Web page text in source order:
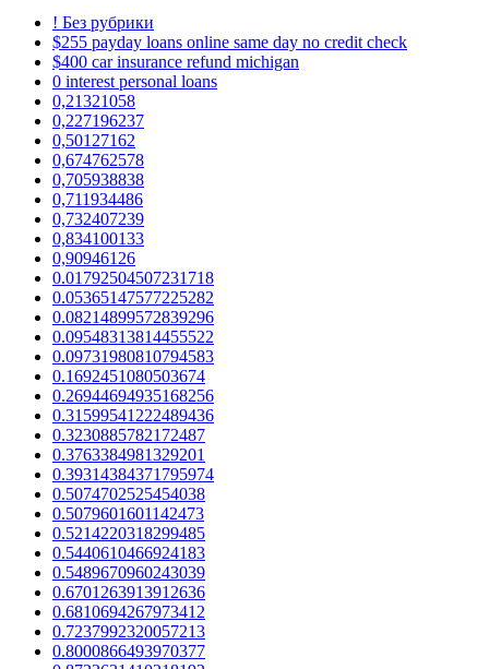
! Без рубрики
$255 payday loans online same day no credit check
$400 car insurance refund michigan
0 interest personal loans
0,21321058
0,227196237
0,50127162
0,674762578
0,705938838
0,711934486
0,732407239
0,834100133
0,90946126
0.01792504507231718
0.05365147577225282
0.08214899572839296
0.09548313814455522
0.09731980810794583
0.1692451080503674
0.26944694935168256
0.31599541222489436
0.3230885782172487
0.3763384981329201
0.39314384371795974
0.5074702525454038
0.5079601601142473
0.5214220318299485
0.5440610466924183
0.5489670960243039
0.6701263913912636
0.6810694267973412
0.7237992320057213
0.8000866493970377